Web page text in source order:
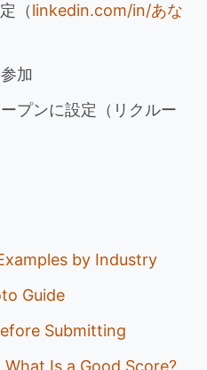
（linkedin.com/in/あな
加
プンに設定（リクルー
by Industry
Guide
Submitting
Is a Good Score?